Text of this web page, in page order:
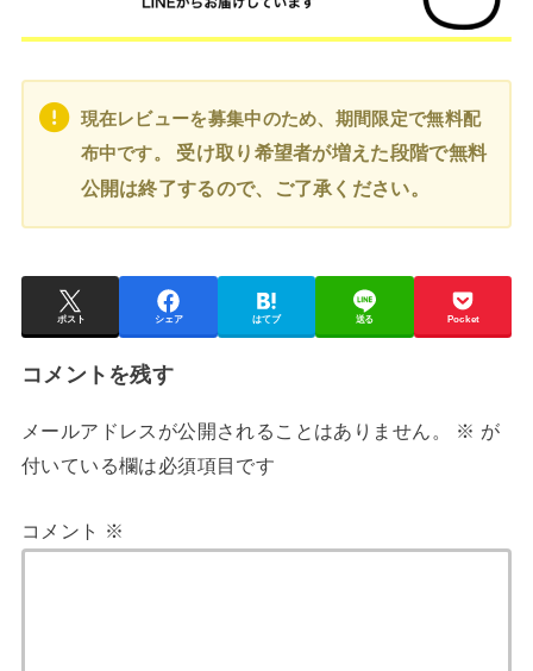
現在レビューを募集中のため、 期間限定で無料配
布中です。
受け取り希望者が増えた段階で無料
公開は終了するので、ご了承ください。
ポスト シェア はてブ 送る Pocket
コメントを残す
メールアドレスが公開されることはありません。 ※ が
付いている欄は必須項目です
コメント ※